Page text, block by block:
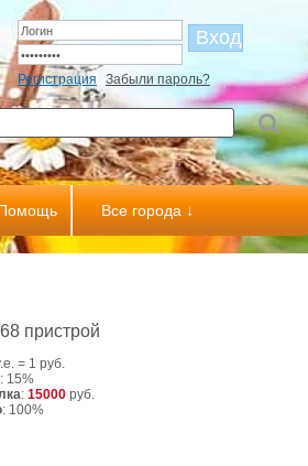
Регистрация Забыли пароль?
Все города ↓
пристрой
= 1 руб.
: 15%
: 15000 руб.
: 100%